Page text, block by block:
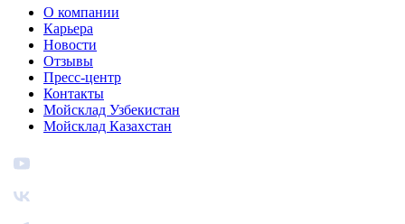
О компании
Карьера
Новости
Отзывы
Пресс-центр
Контакты
Мойсклад Узбекистан
Мойсклад Казахстан